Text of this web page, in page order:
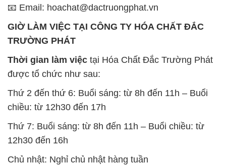
📧 Email: hoachat@dactruongphat.vn
GIỜ LÀM VIỆC TẠI CÔNG TY HÓA CHẤT ĐẮC
TRƯỜNG PHÁT
Thời gian làm việc tại Hóa Chất Đắc Trường Phát
được tổ chức như sau:
Thứ 2 đến thứ 6: Buổi sáng: từ 8h đến 11h – Buổi
chiều: từ 12h30 đến 17h
Thứ 7: Buổi sáng: từ 8h đến 11h – Buổi chiều: từ
12h30 đến 16h
Chủ nhật: Nghỉ chủ nhật hàng tuần